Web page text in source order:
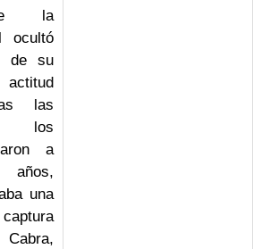
la
ocultó
de su
las
los
a
años,
una